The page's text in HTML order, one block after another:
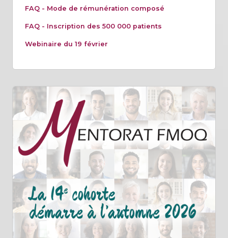
FAQ - Mode de rémunération composé
FAQ - Inscription des 500 000 patients
Webinaire du 19 février